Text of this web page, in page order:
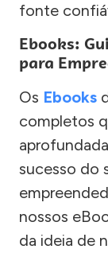
fonte
Ebooks:
para
Os Ebooks
completos
sucesso do
nossos
da ideia de